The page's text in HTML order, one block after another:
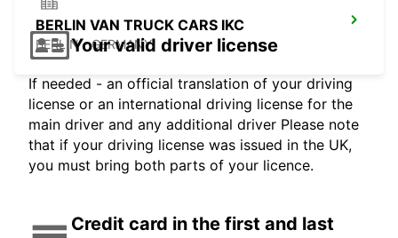
BERLIN VAN TRUCK CARS IKC
BERLIN - GERMANY
Your valid driver license
If needed - an official translation of your driving
license or an international driving license for the
main driver and any additional driver Please note
that if your driving license was issued in the UK,
you must bring both parts of your licence.
Credit card in the first and last